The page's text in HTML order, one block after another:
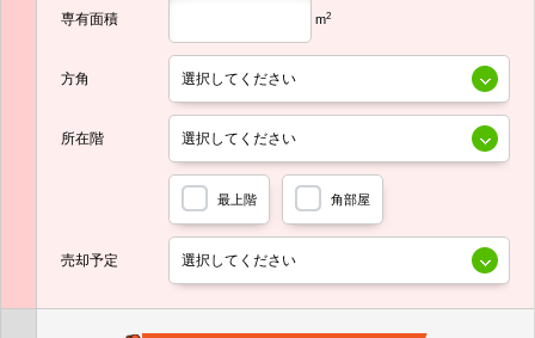
専有面積 m2
方角
所在階
最上階 角部屋
売却予定